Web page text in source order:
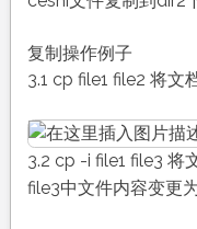
复制操作例子
3.1 cp file1 file2 将文
3.2 cp -i file1 file3 将
file3中文件内容变更